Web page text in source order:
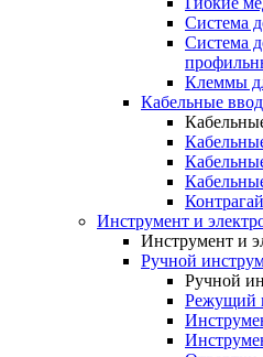
Система
Система
Клеммы
Кабельные
Инструмент и
Инструмент и
Ручной
Ручной
Режущий